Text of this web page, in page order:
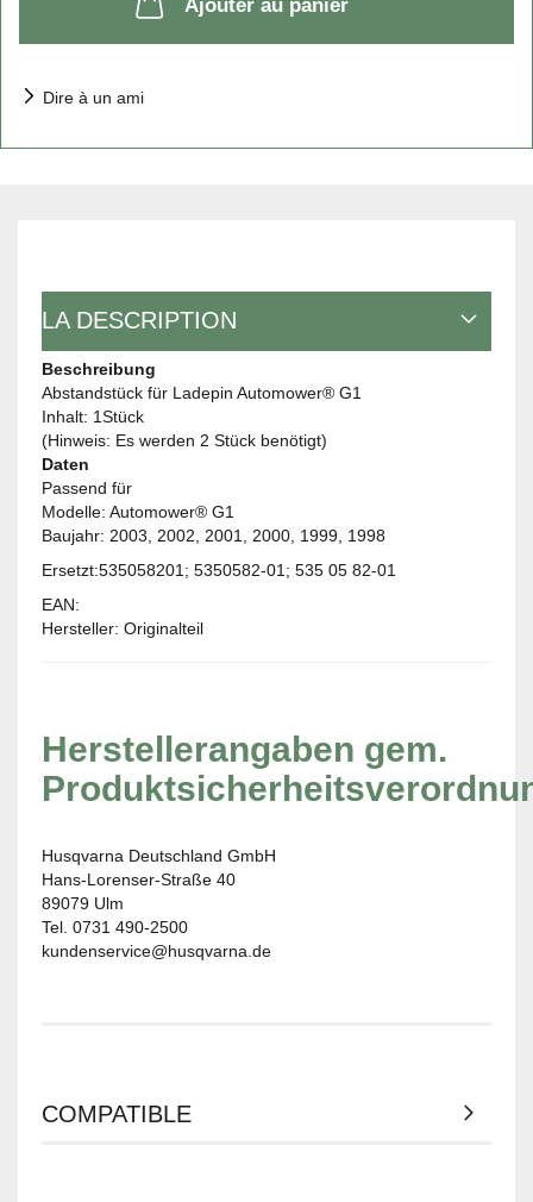
Ajouter au panier
Dire à un ami
LA DESCRIPTION
Beschreibung
Abstandstück für Ladepin Automower® G1
Inhalt: 1Stück
(Hinweis: Es werden 2 Stück benötigt)
Daten
Passend für
Modelle: Automower® G1
Baujahr: 2003, 2002, 2001, 2000, 1999, 1998
Ersetzt:535058201; 5350582-01; 535 05 82-01
EAN:
Hersteller: Originalteil
Herstellerangaben gem.
Husqvarna Deutschland GmbH
Hans-Lorenser-Straße 40
89079 Ulm
Tel. 0731 490-2500
kundenservice@husqvarna.de
COMPATIBLE